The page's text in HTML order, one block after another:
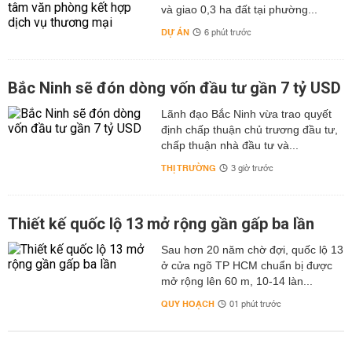
và giao 0,3 ha đất tại phường...
DỰ ÁN 6 phút trước
Bắc Ninh sẽ đón dòng vốn đầu tư gần 7 tỷ USD
Lãnh đạo Bắc Ninh vừa trao quyết
định chấp thuận chủ trương đầu tư,
chấp thuận nhà đầu tư và...
THỊ TRƯỜNG 3 giờ trước
Thiết kế quốc lộ 13 mở rộng gần gấp ba lần
Sau hơn 20 năm chờ đợi, quốc lộ 13
ở cửa ngõ TP HCM chuẩn bị được
mở rộng lên 60 m, 10-14 làn...
QUY HOẠCH 01 phút trước